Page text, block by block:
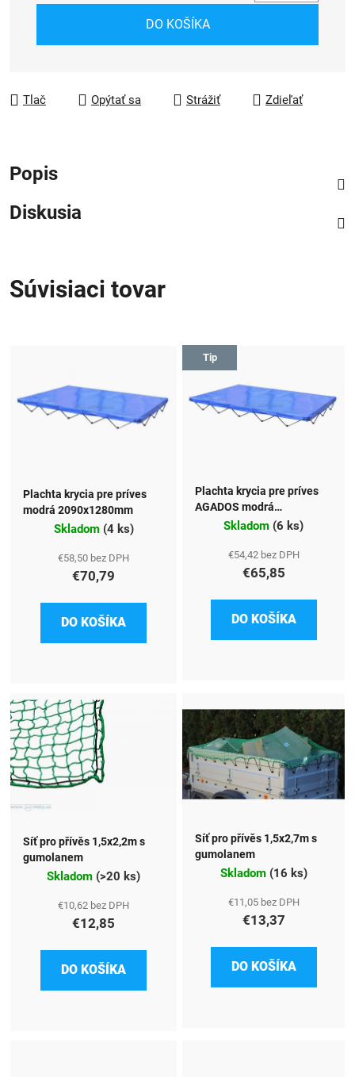
DO KOŠÍKA
Tlač Opýtať sa Strážiť Zdieľať
Popis
Diskusia
Súvisiaci tovar
Plachta krycia pre príves
modrá 2090x1280mm
Skladom (4 ks)
€58,50 bez DPH
€70,79
DO KOŠÍKA
Tip
Plachta krycia pre príves
AGADOS modrá
2090x1130mm
Skladom (6 ks)
€54,42 bez DPH
€65,85
DO KOŠÍKA
Síť pro přívěs 1,5x2,2m s
gumolanem
Skladom (>20 ks)
€10,62 bez DPH
€12,85
DO KOŠÍKA
Síť pro přívěs 1,5x2,7m s
gumolanem
Skladom (16 ks)
€11,05 bez DPH
€13,37
DO KOŠÍKA